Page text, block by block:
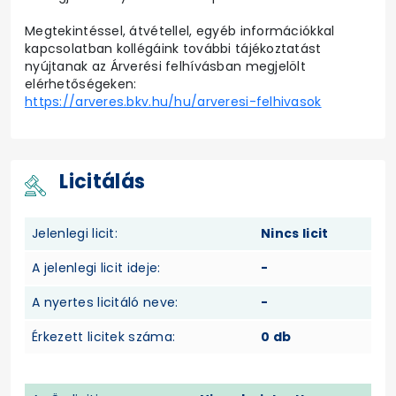
Megtekintéssel, átvétellel, egyéb információkkal
kapcsolatban kollégáink további tájékoztatást
nyújtanak az Árverési felhívásban megjelölt
elérhetőségeken:
https://arveres.bkv.hu/hu/arveresi-felhivasok
Licitálás
Jelenlegi licit:
Nincs licit
A jelenlegi licit ideje:
-
A nyertes licitáló neve:
-
Érkezett licitek száma:
0 db